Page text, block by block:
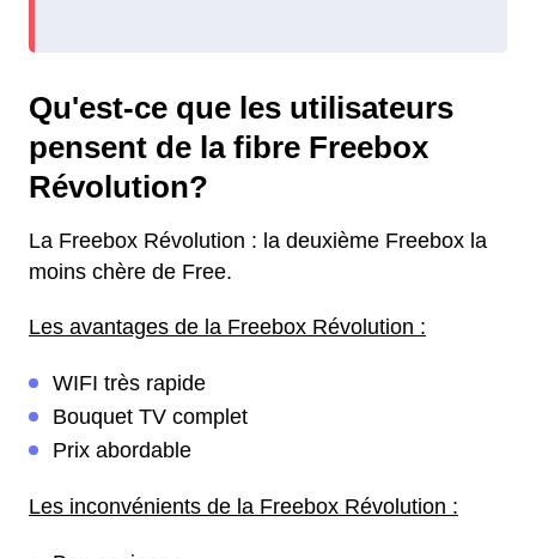
Qu'est-ce que les utilisateurs
pensent de la fibre Freebox
Révolution?
La Freebox Révolution : la deuxième Freebox la
moins chère de Free.
Les avantages de la Freebox Révolution :
WIFI très rapide
Bouquet TV complet
Prix abordable
Les inconvénients de la Freebox Révolution :